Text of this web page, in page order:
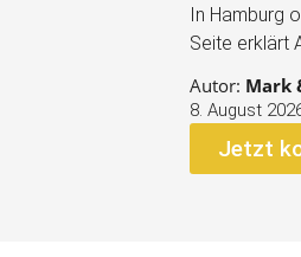
In Hamburg
Seite erklärt
Autor: Mark
8. August
Jetzt